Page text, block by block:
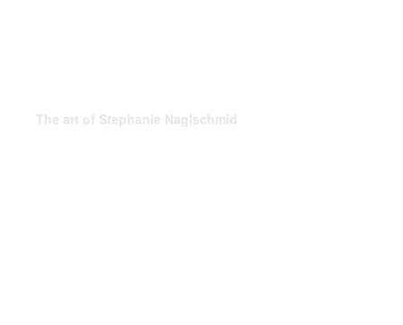
The art of Stephanie Naglschmid